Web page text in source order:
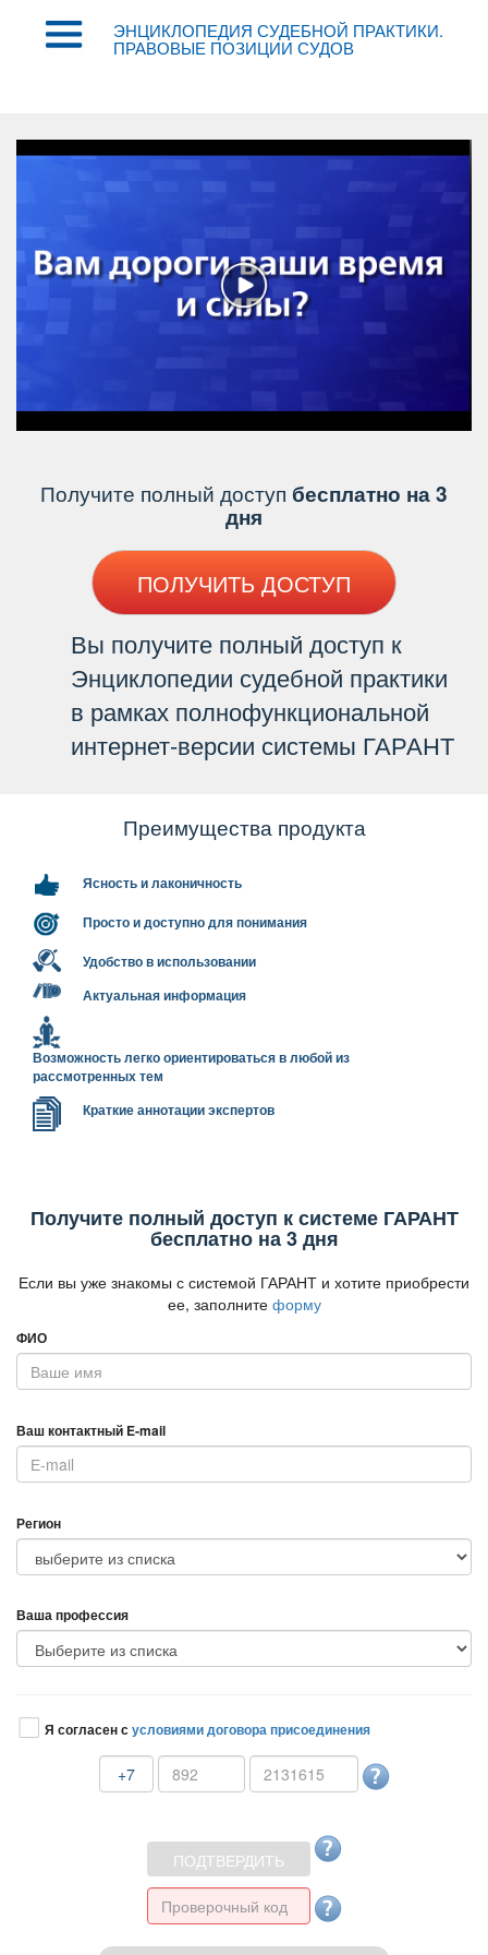
ЭНЦИКЛОПЕДИЯ СУДЕБНОЙ ПРАКТИКИ.
ПРАВОВЫЕ ПОЗИЦИИ СУДО
Получите полный доступ есплатно на 3
дня
ПОЛУЧИТЬ ДОСТУП
ы получите полный доступ к
Энциклопедии судебной практики
рамках полнофункциональной
интернет-версии системы ГАРАНТ
Преимущества продукта
Ясность и лаконичность
Просто и доступно для понимания
Удобство в использовании
Актуальная информация
озможность легко ориентироваться в любой из
рассмотренных тем
Краткие аннотации эксперто
Получите полный доступ к системе ГАРАНТ
есплатно на 3 дня
Если вы уже знакомы с системой ГАРАНТ и хотите приобрести
ее, заполните форму
ФИО
аш контактный E-mail
Регион
аша профессия
Я согласен сусловиями договора присоединения
+7